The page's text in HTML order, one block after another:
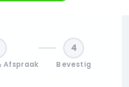
Afspraak
4
Bevestig